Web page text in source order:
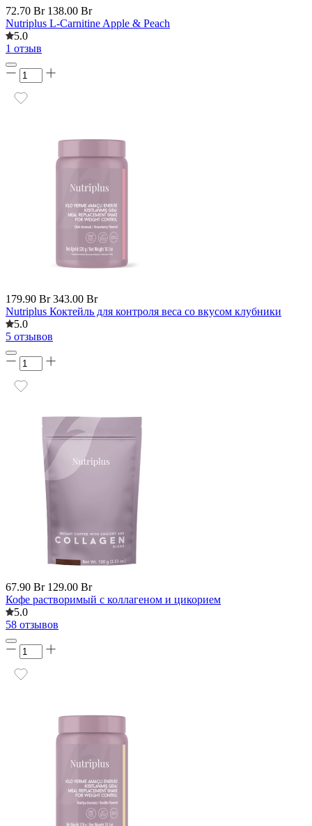
72.70 Br 138.00 Br
Nutriplus L-Carnitine Apple & Peach
5.0
1 отзыв
179.90 Br 343.00 Br
Nutriplus Коктейль для контроля веса со вкусом клубники
5.0
5 отзывов
67.90 Br 129.00 Br
Кофе растворимый с коллагеном и цикорием
5.0
58 отзывов